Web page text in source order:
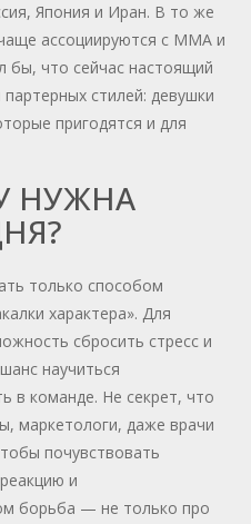
Япония и Иран. В то же
ассоциируются с ММА и
бы, что сейчас настоящий
стилей: девушки
пригодятся и для
НУЖНА
только способом
характера». Для
сбросить стресс и
научиться
в команде. Не секрет, что
маркетологи, даже врачи
почувствовать
и
борьба — не только про